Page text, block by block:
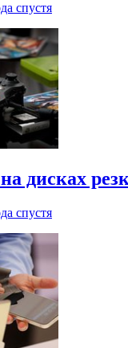
спустя
дисках
спустя